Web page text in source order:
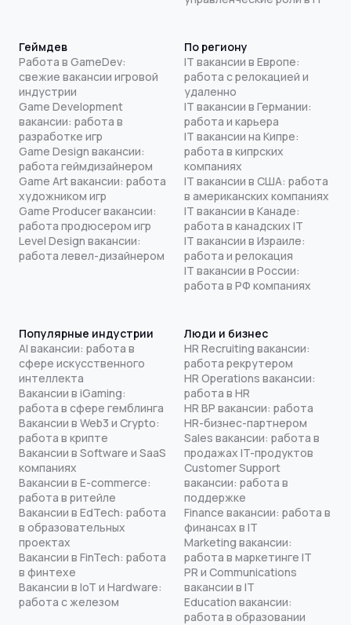
Геймдев
Работа в GameDev:
свежие вакансии игровой
индустрии
Game Development
вакансии: работа в
разработке игр
Game Design вакансии:
работа геймдизайнером
Game Art вакансии: работа
художником игр
Game Producer вакансии:
работа продюсером игр
Level Design вакансии:
работа левел-дизайнером
По региону
IT вакансии в Европе:
работа с релокацией и
удаленно
IT вакансии в Германии:
работа и карьера
IT вакансии на Кипре:
работа в кипрских
компаниях
IT вакансии в США: работа
в американских компаниях
IT вакансии в Канаде:
работа в канадских IT
IT вакансии в Израиле:
работа и релокация
IT вакансии в России:
работа в РФ компаниях
Популярные индустрии
AI вакансии: работа в
сфере искусственного
интеллекта
Вакансии в iGaming:
работа в сфере гемблинга
Вакансии в Web3 и Crypto:
работа в крипте
Вакансии в Software и SaaS
компаниях
Вакансии в E-commerce:
работа в ритейле
Вакансии в EdTech: работа
в образовательных
проектах
Вакансии в FinTech: работа
в финтехе
Вакансии в IoT и Hardware:
работа с железом
Люди и бизнес
HR Recruiting вакансии:
работа рекрутером
HR Operations вакансии:
работа в HR
HR BP вакансии: работа
HR-бизнес-партнером
Sales вакансии: работа в
продажах IT-продуктов
Customer Support
вакансии: работа в
поддержке
Finance вакансии: работа в
финансах в IT
Marketing вакансии:
работа в маркетинге IT
PR и Communications
вакансии в IT
Education вакансии:
работа в образовании